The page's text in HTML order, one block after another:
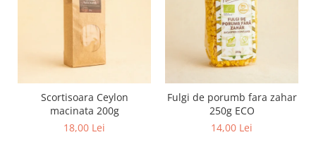
Scortisoara Ceylon
macinata 200g
18,00 Lei
Fulgi de porumb fara zahar
250g ECO
14,00 Lei